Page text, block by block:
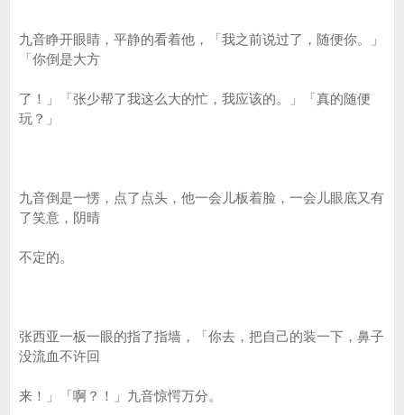
九音睁开眼睛，平静的看着他，「我之前说过了，随便你。」
「你倒是大方
了！」「张少帮了我这么大的忙，我应该的。」「真的随便
玩？」
九音倒是一愣，点了点头，他一会儿板着脸，一会儿眼底又有
了笑意，阴晴
不定的。
张西亚一板一眼的指了指墙，「你去，把自己的装一下，鼻子
没流血不许回
来！」「啊？！」九音惊愕万分。